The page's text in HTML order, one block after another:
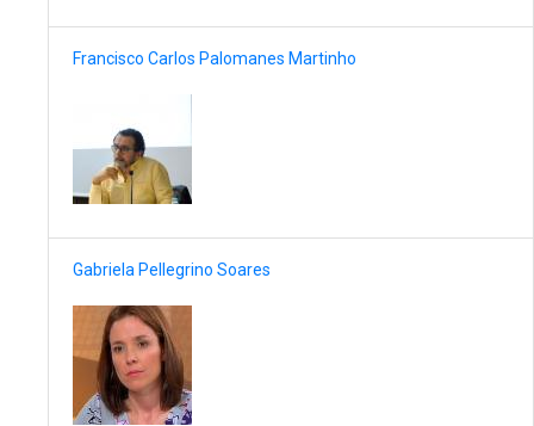
Francisco Carlos Palomanes Martinho
Gabriela Pellegrino Soares